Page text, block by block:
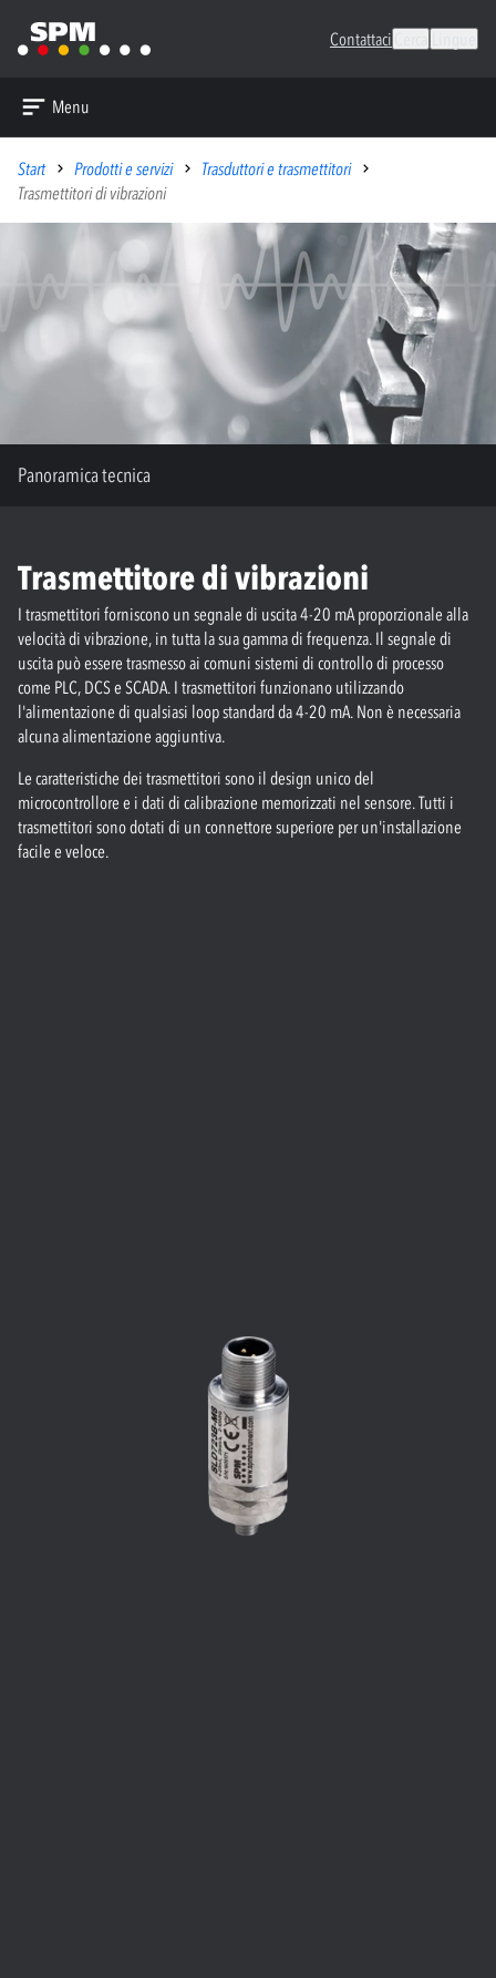
Contattaci
Menu
Start Prodotti e servizi
Trasduttori e trasmettitori
Trasmettitori di vibrazioni
Panoramica tecnica
Trasmettitore di vibrazioni
I trasmettitori forniscono un segnale di uscita 4-20 mA proporzionale alla
velocità di vibrazione, in tutta la sua gamma di frequenza. Il segnale di
uscita può essere trasmesso ai comuni sistemi di controllo di processo
come PLC, DCS e SCADA. I trasmettitori funzionano utilizzando
l'alimentazione di qualsiasi loop standard da 4-20 mA. Non è necessaria
alcuna alimentazione aggiuntiva.
Le caratteristiche dei trasmettitori sono il design unico del
microcontrollore e i dati di calibrazione memorizzati nel sensore. Tutti i
trasmettitori sono dotati di un connettore superiore per un'installazione
facile e veloce.